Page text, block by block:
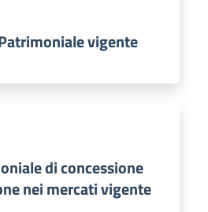
vigente
di concessione
nei mercati vigente